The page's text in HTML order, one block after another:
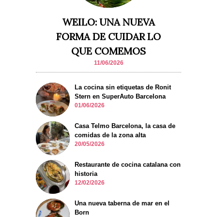
WEILO: UNA NUEVA
FORMA DE CUIDAR LO
QUE COMEMOS
11/06/2026
La cocina sin etiquetas de Ronit
Stern en SuperAuto Barcelona
01/06/2026
Casa Telmo Barcelona, la casa de
comidas de la zona alta
20/05/2026
Restaurante de cocina catalana con
historia
12/02/2026
Una nueva taberna de mar en el
Born